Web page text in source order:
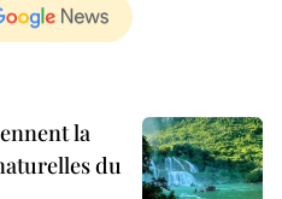
la
du